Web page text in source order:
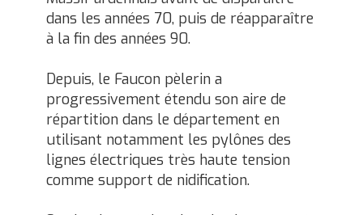
dans les années 70, puis de réapparaître
à la fin des années 90.
Depuis, le Faucon pèlerin a
progressivement étendu son aire de
répartition dans le département en
utilisant notamment les pylônes des
lignes électriques très haute tension
comme support de nidification.